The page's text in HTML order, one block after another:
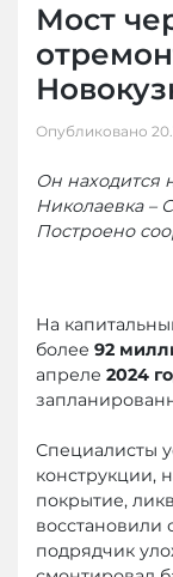
Мост
Опубликовано
Он находится
Николаевка –
Построено
На
более 92
апреле 2024
Специалисты
конструкции,
покрытие,
восстановили
подрядчик